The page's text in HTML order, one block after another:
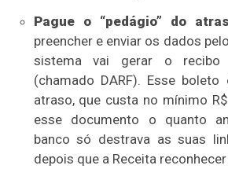
Pague o “pedágio” do
preencher e enviar os dados
sistema vai gerar o
(chamado DARF). Esse
atraso, que custa no mínimo
esse documento o quanto
banco só destrava as suas
depois que a Receita